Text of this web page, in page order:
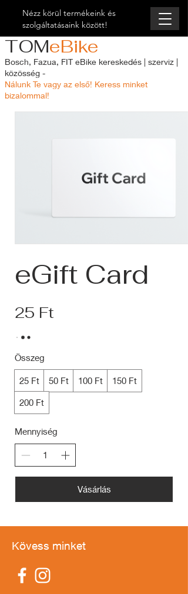
Nézz körül termékeink és
szolgáltatásaink között!
TOMeBike
Bosch, Fazua, FIT eBike kereskedés | szerviz |
közösség -
Nálunk Te vagy az első! Keress minket
bizalommal!
eGift Card
25 Ft
Összeg
25 Ft 50 Ft 100 Ft 150 Ft
200 Ft
Mennyiség
Vásárlás
Kövess minket